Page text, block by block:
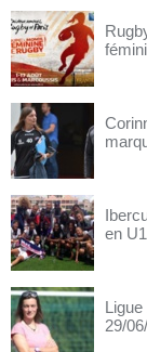
en
29/